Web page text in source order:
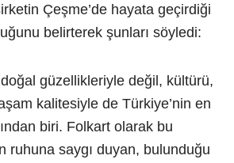
Çeşme’de hayata geçirdiği
belirterek şunları söyledi:
güzellikleriyle değil, kültürü,
kalitesiyle de Türkiye’nin en
biri. Folkart olarak bu
ruhuna saygı duyan, bulunduğu